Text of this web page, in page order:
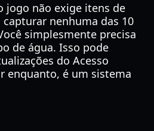
jogo não exige itens de
nenhuma das 10
simplesmente precisa
de água. Isso pode
do Acesso
enquanto, é um sistema